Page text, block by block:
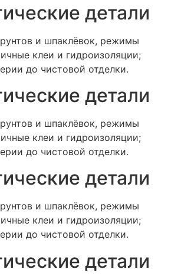
детали
и шпаклёвок, режимы
клеи и гидроизоляции;
до чистовой отделки.
детали
и шпаклёвок, режимы
клеи и гидроизоляции;
до чистовой отделки.
детали
и шпаклёвок, режимы
клеи и гидроизоляции;
до чистовой отделки.
детали